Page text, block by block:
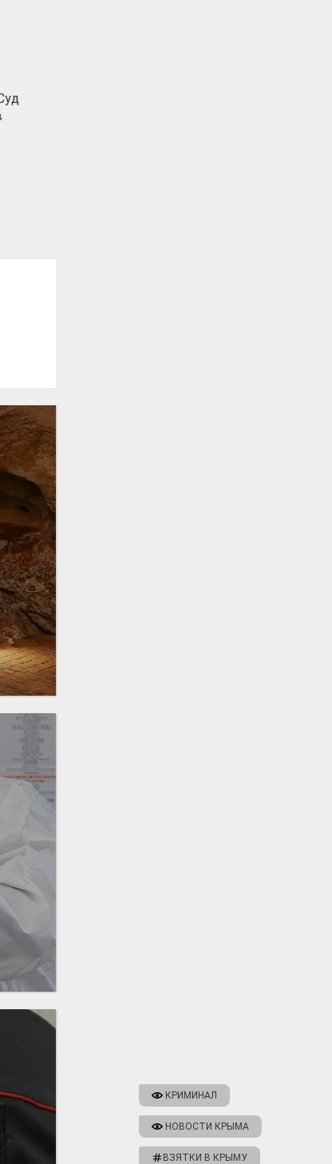
КРИМИНАЛ
НОВОСТИ КРЫМА
ВЗЯТКИ В КРЫМУ